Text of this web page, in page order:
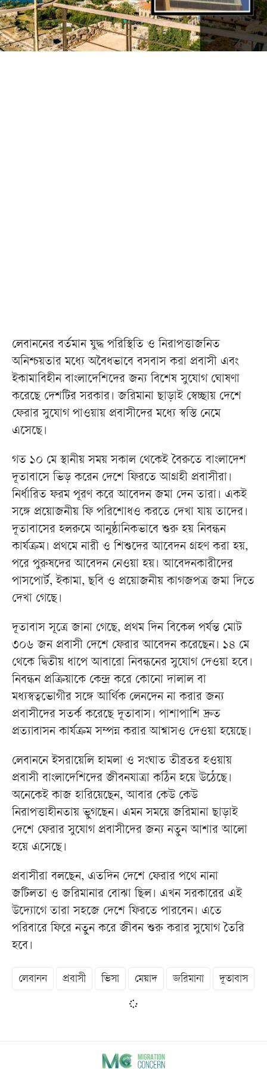
লেবাননের বর্তমান যুদ্ধ পরিস্থিতি ও নিরাপত্তাজনিত
অনিশ্চয়তার মধ্যে অবৈধভাবে বসবাস করা প্রবাসী এবং
ইকামাবিহীন বাংলাদেশিদের জন্য বিশেষ সুযোগ ঘোষণা
করেছে দেশটির সরকার। জরিমানা ছাড়াই স্বেচ্ছায় দেশে
ফেরার সুযোগ পাওয়ায় প্রবাসীদের মধ্যে স্বস্তি নেমে
এসেছে।
গত ১০ মে স্থানীয় সময় সকাল থেকেই বৈরুতে বাংলাদেশ
দূতাবাসে ভিড় করেন দেশে ফিরতে আগ্রহী প্রবাসীরা।
নির্ধারিত ফরম পূরণ করে আবেদন জমা দেন তারা। একই
সঙ্গে প্রয়োজনীয় ফি পরিশোধও করতে দেখা যায় তাদের।
দূতাবাসের হলরুমে আনুষ্ঠানিকভাবে শুরু হয় নিবন্ধন
কার্যক্রম। প্রথমে নারী ও শিশুদের আবেদন গ্রহণ করা হয়,
পরে পুরুষদের আবেদন নেওয়া হয়। আবেদনকারীদের
পাসপোর্ট, ইকামা, ছবি ও প্রয়োজনীয় কাগজপত্র জমা দিতে
দেখা গেছে।
দূতাবাস সূত্রে জানা গেছে, প্রথম দিন বিকেল পর্যন্ত মোট
৩০৬ জন প্রবাসী দেশে ফেরার আবেদন করেছেন। ১৪ মে
থেকে দ্বিতীয় ধাপে আবারো নিবন্ধনের সুযোগ দেওয়া হবে।
নিবন্ধন প্রক্রিয়াকে কেন্দ্র করে কোনো দালাল বা
মধ্যস্বত্বভোগীর সঙ্গে আর্থিক লেনদেন না করার জন্য
প্রবাসীদের সতর্ক করেছে দূতাবাস। পাশাপাশি দ্রুত
প্রত্যাবাসন কার্যক্রম সম্পন্ন করার আশ্বাসও দেওয়া হয়েছে।
লেবাননে ইসরায়েলি হামলা ও সংঘাত তীব্রতর হওয়ায়
প্রবাসী বাংলাদেশিদের জীবনযাত্রা কঠিন হয়ে উঠেছে।
অনেকেই কাজ হারিয়েছেন, আবার কেউ কেউ
নিরাপত্তাহীনতায় ভুগছেন। এমন সময়ে জরিমানা ছাড়াই
দেশে ফেরার সুযোগ প্রবাসীদের জন্য নতুন আশার আলো
হয়ে এসেছে।
প্রবাসীরা বলছেন, এতদিন দেশে ফেরার পথে নানা
জটিলতা ও জরিমানার বোঝা ছিল। এখন সরকারের এই
উদ্যোগে তারা সহজে দেশে ফিরতে পারবেন। এতে
পরিবারে ফিরে নতুন করে জীবন শুরু করার সুযোগ তৈরি
হবে।
লেবানন প্রবাসী ভিসা মেয়াদ জরিমানা দূতাবাস